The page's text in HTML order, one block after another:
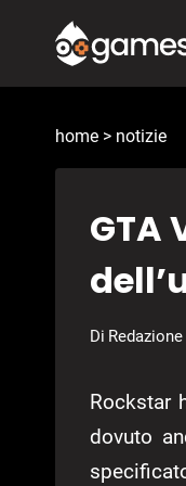
contenuto
home > notizie
GTA
Di
Rockstar
dovuto